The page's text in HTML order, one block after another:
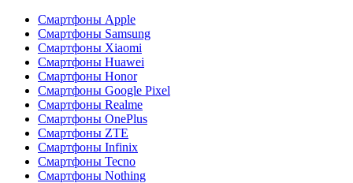
Смартфоны Apple
Смартфоны Samsung
Смартфоны Xiaomi
Смартфоны Huawei
Смартфоны Honor
Смартфоны Google Pixel
Смартфоны Realme
Смартфоны OnePlus
Смартфоны ZTE
Смартфоны Infinix
Смартфоны Tecno
Смартфоны Nothing